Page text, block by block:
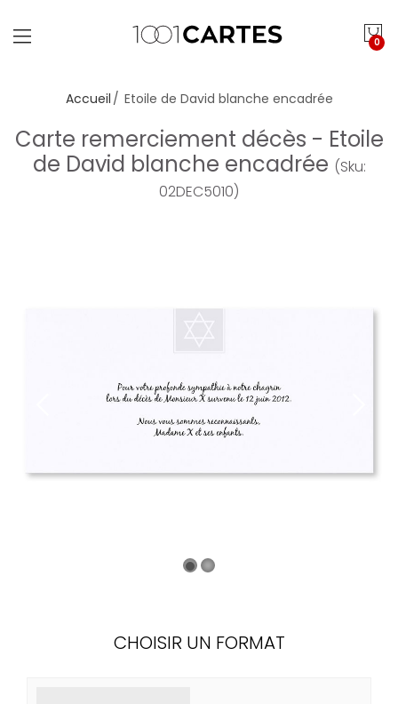
0
Accueil Etoile de David blanche encadrée
Carte remerciement décès - Etoile
de David blanche encadrée (Sku:
02DEC5010)
CHOISIR UN FORMAT